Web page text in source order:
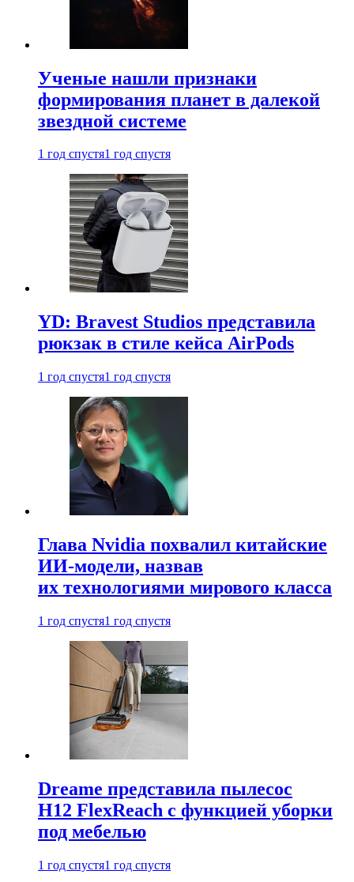
Ученые нашли признаки
формирования планет в далекой
звездной системе
1 год спустя1 год спустя
YD: Bravest Studios представила
рюкзак в стиле кейса AirPods
1 год спустя1 год спустя
Глава Nvidia похвалил китайские
ИИ-модели, назвав
их технологиями мирового класса
1 год спустя1 год спустя
Dreame представила пылесос
H12 FlexReach с функцией уборки
под мебелью
1 год спустя1 год спустя